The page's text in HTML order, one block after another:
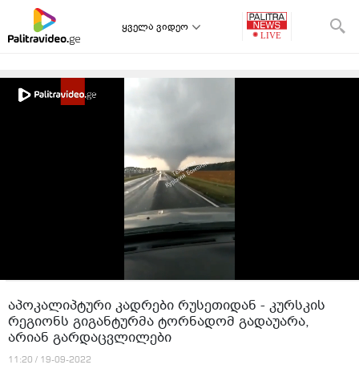
ყველა ვიდეო
აპოკალიპტური კადრები რუსეთიდან - კურსკის
რეგიონს გიგანტურმა ტორნადომ გადაუარა,
არიან გარდაცვლილები
11:20 / 19-09-2022